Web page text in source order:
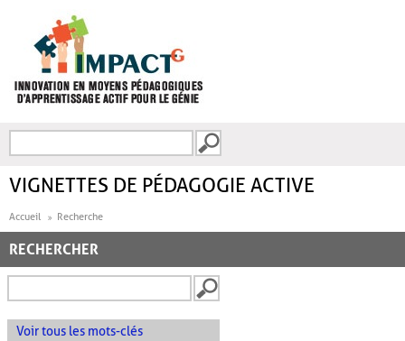
FORMULAIRE DE
VIGNETTES DE PÉDAGOGIE ACTIVE
Accueil Recherche
RECHERCHER
Voir tous les mots-clés